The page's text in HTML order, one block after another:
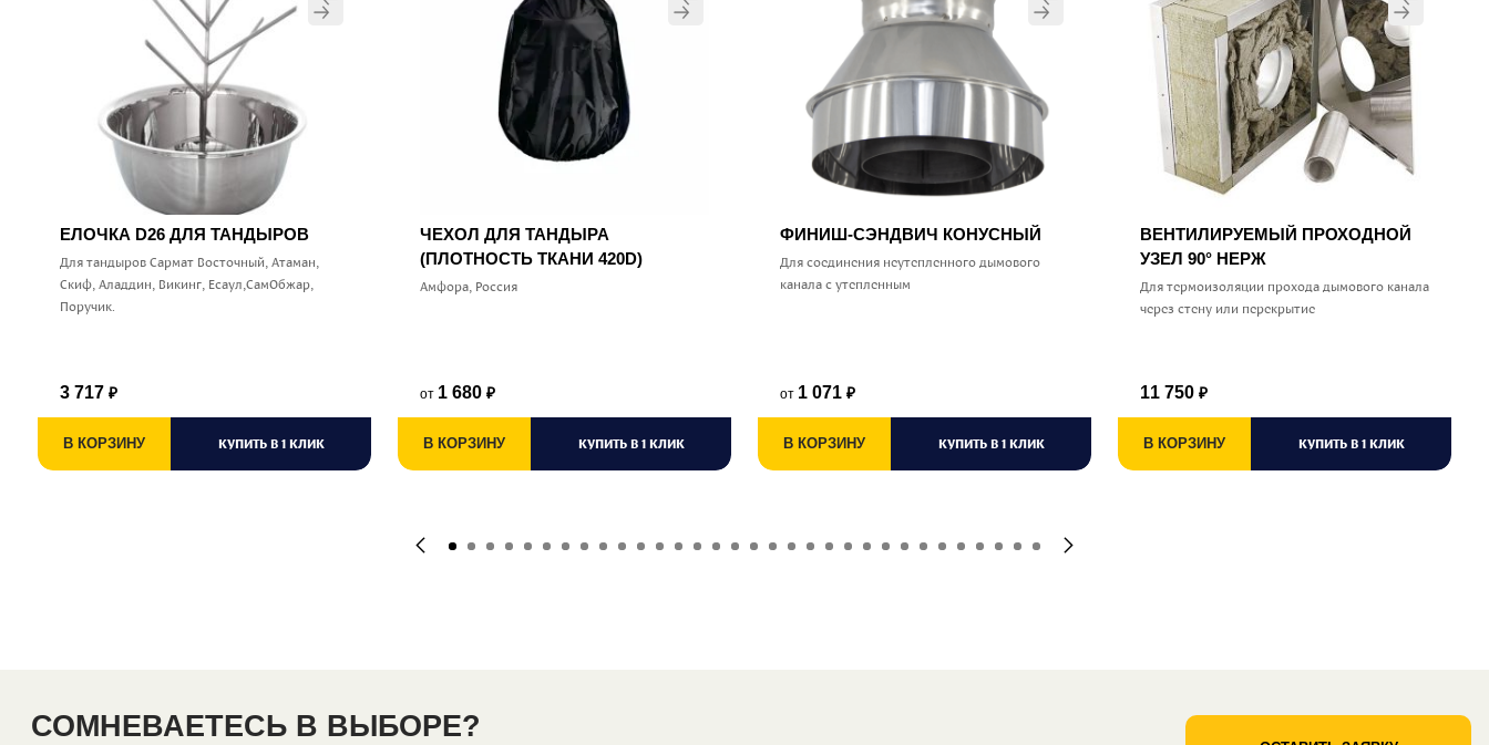
ЕЛОЧКА D26 ДЛЯ ТАНДЫРОВ
Для тандыров Сармат Восточный, Атаман,
Скиф, Аладдин, Викинг, Есаул,СамОбжар,
Поручик.
3 717 ₽
В КОРЗИНУ КУПИТЬ В 1 КЛИК
ЧЕХОЛ ДЛЯ ТАНДЫРА
(ПЛОТНОСТЬ ТКАНИ 420D)
Амфора, Россия
от 1 680 ₽
В КОРЗИНУ КУПИТЬ В 1 КЛИК
ФИНИШ-СЭНДВИЧ КОНУСНЫЙ
Для соединения неутепленного дымового
канала с утепленным
от 1 071 ₽
В КОРЗИНУ КУПИТЬ В 1 КЛИК
ВЕНТИЛИРУЕМЫЙ ПРОХОДНОЙ
УЗЕЛ 90° НЕРЖ
Для термоизоляции прохода дымового канала
через стену или перекрытие
11 750 ₽
В КОРЗИНУ КУПИТЬ В 1 КЛИК
СОМНЕВАЕТЕСЬ В ВЫБОРЕ?